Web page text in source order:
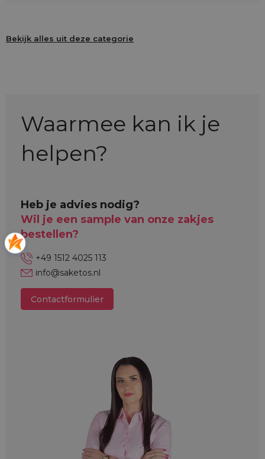
Bekijk alles uit deze categorie
Waarmee kan ik je
helpen?
Heb je advies nodig?
Wil je een sample van onze zakjes
bestellen?
+49 1512 4025 113
info@saketos.nl
Contactformulier